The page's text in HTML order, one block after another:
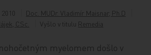
2010
Doc. MUDr. Vladimír Maisnar, Ph.D
CSc.
Vyšlo v titulu Remedia
myelomem došlo v